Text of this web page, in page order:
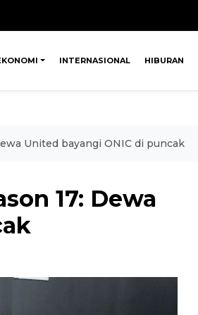
INTERNASIONAL HIBURAN
United bayangi ONIC di puncak
17: Dewa